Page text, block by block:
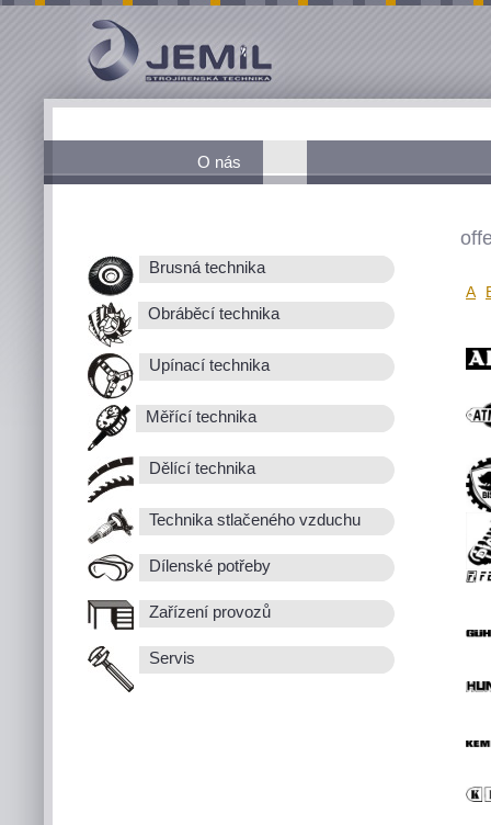
O nás
Brusná technika
Obráběcí technika
Upínací technika
Měřící technika
Dělící technika
Technika stlačeného vzduchu
Dílenské potřeby
Zařízení provozů
Servis
A